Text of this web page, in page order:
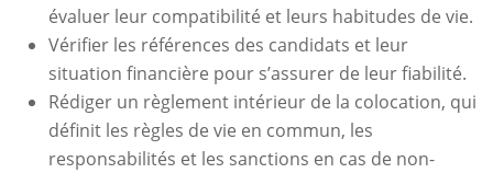
évaluer leur compatibilité et leurs habitudes de vie.
Vérifier les références des candidats et leur
situation financière pour s’assurer de leur fiabilité.
Rédiger un règlement intérieur de la colocation, qui
définit les règles de vie en commun, les
responsabilités et les sanctions en cas de non-